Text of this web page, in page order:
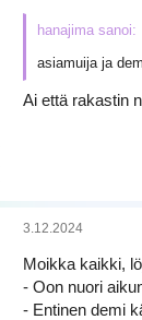
hanajima sanoi:
asiamuija ja
Ai että rakastin
3.12.2024
Moikka kaikki,
- Oon nuori
- Entinen demi